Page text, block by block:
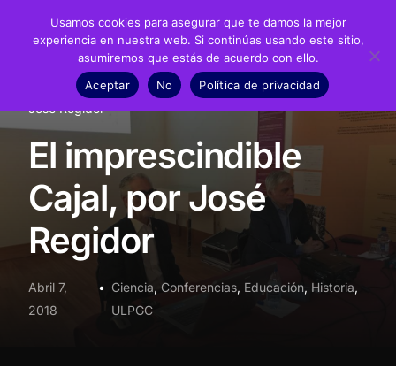
Noticias Ciencia
El imprescindible Cajal, por
José Regidor
El imprescindible
Cajal, por José
Regidor
Abril 7,
2018
Ciencia, Conferencias, Educación, Historia,
ULPGC
Usamos cookies para asegurar que te damos la mejor
experiencia en nuestra web. Si continúas usando este sitio,
asumiremos que estás de acuerdo con ello.
Aceptar
No Política de privacidad
Fundación
Recursos
Noticias
Material didáctico